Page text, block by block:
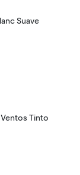
Suave
Tinto